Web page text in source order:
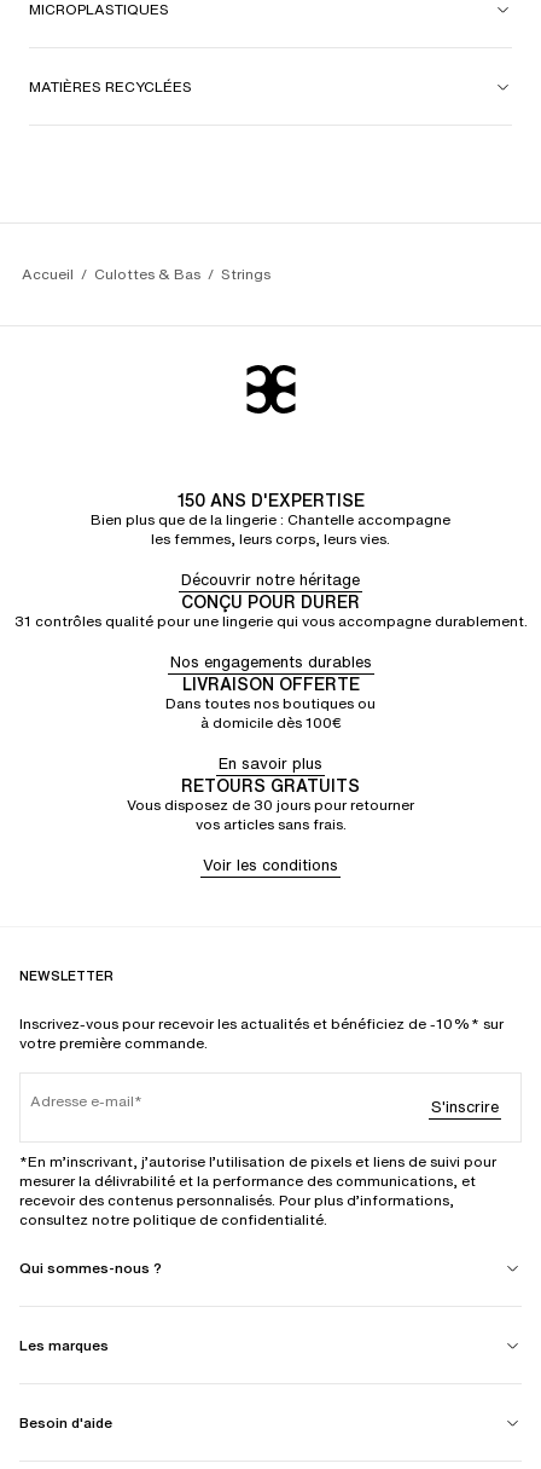
MICROPLASTIQUES
MATIÈRES RECYCLÉES
Accueil Culottes & Bas Strings
150 ANS D'EXPERTISE
Bien plus que de la lingerie : Chantelle accompagne
les femmes, leurs corps, leurs vies.
Découvrir notre héritage
CONÇU POUR DURER
31 contrôles qualité pour une lingerie qui vous accompagne durablement.
Nos engagements durables
LIVRAISON OFFERTE
Dans toutes nos boutiques ou
à domicile dès 100€
En savoir plus
RETOURS GRATUITS
Vous disposez de 30 jours pour retourner
vos articles sans frais.
Voir les conditions
NEWSLETTER
Inscrivez-vous pour recevoir les actualités et bénéficiez de -10%* sur
votre première commande.
Adresse e-mail S'inscrire
*En m’inscrivant, j’autorise l’utilisation de pixels et liens de suivi pour
mesurer la délivrabilité et la performance des communications, et
recevoir des contenus personnalisés. Pour plus d’informations,
consultez notre politique de confidentialité.
Qui sommes-nous ?
Les marques
Besoin d'aide